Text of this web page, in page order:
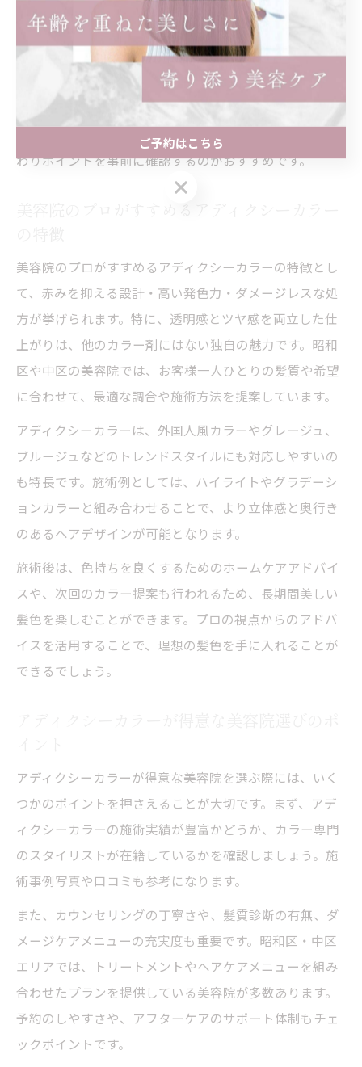
底することがポイントです。
実際のサロン体験では、「思った以上に透明感が出た」
「色味の調整が細かくて満足」といった感想が多く、プ
ロの技術による仕上がりの差を実感することができま
す。透明感あるカラーを求める方は、施術の流れやこだ
わりポイントを事前に確認するのがおすすめです。
美容院のプロがすすめるアディクシーカラー
美容院のプロがすすめるアディクシーカラーの特徴とし
て、赤みを抑える設計・高い発色力・ダメージレスな処
方が挙げられます。特に、透明感とツヤ感を両立した仕
上がりは、他のカラー剤にはない独自の魅力です。昭和
区や中区の美容院では、お客様一人ひとりの髪質や希望
に合わせて、最適な調合や施術方法を提案しています。
アディクシーカラーは、外国人風カラーやグレージュ、
ブルージュなどのトレンドスタイルにも対応しやすいの
も特長です。施術例としては、ハイライトやグラデーシ
ョンカラーと組み合わせることで、より立体感と奥行き
のあるヘアデザインが可能となります。
施術後は、色持ちを良くするためのホームケアアドバイ
スや、次回のカラー提案も行われるため、長期間美しい
髪色を楽しむことができます。プロの視点からのアドバ
イスを活用することで、理想の髪色を手に入れることが
できるでしょう。
アディクシーカラーが得意な美容院を選ぶ際には、いく
つかのポイントを押さえることが大切です。まず、アデ
ィクシーカラーの施術実績が豊富かどうか、カラー専門
のスタイリストが在籍しているかを確認しましょう。施
術事例写真や口コミも参考になります。
また、カウンセリングの丁寧さや、髪質診断の有無、ダ
メージケアメニューの充実度も重要です。昭和区・中区
エリアでは、トリートメントやヘアケアメニューを組み
合わせたプランを提供している美容院が多数あります。
予約のしやすさや、アフターケアのサポート体制もチェ
ックポイントです。
ご予約はこちら
ご予約はこちら